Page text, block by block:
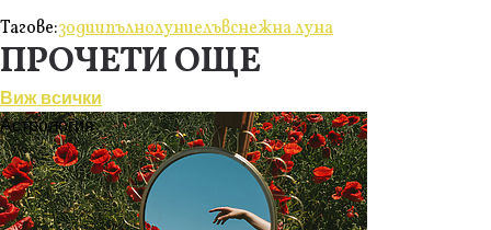
Тагове:зодиипълнолуниелъвснежна луна
ПРОЧЕТИ ОЩЕ
Виж всички
Астрология